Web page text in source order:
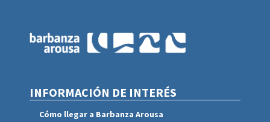
INFORMACIÓN DE INTERÉS
Cómo llegar a Barbanza Arousa